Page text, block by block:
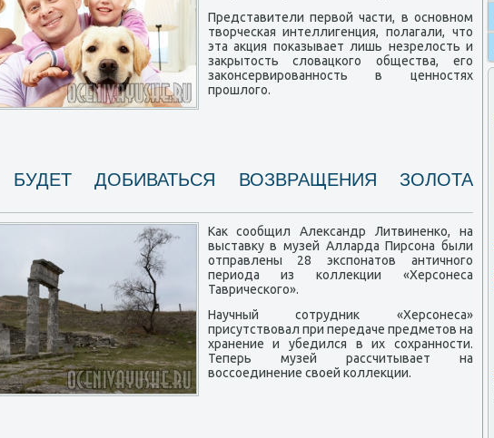
Представители первой части, в основном
творческая интеллигенция, полагали, что
эта акция показывает лишь незрелость и
закрытость словацкого общества, его
законсервированность в ценностях
прошлого.
БУДЕТ ДОБИВАТЬСЯ ВОЗВРАЩЕНИЯ ЗОЛОТА
Как сообщил Александр Литвиненко, на
выставку в музей Алларда Пирсона были
отправлены 28 экспонатов античного
периода из коллекции «Херсонеса
Таврического».
Научный сотрудник «Херсонеса»
присутствовал при передаче предметов на
хранение и убедился в их сохранности.
Теперь музей рассчитывает на
воссоединение своей коллекции.